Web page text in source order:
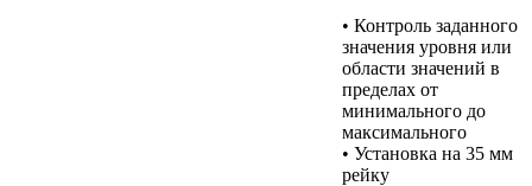
• Контроль заданного
значения уровня или
области значений в
пределах от
минимального до
максимального
• Установка на 35 мм
рейку